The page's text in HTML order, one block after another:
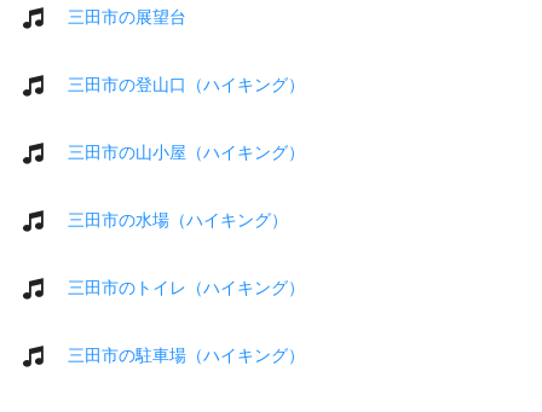
三田市の展望台
三田市の登山口（ハイキング）
三田市の山小屋（ハイキング）
三田市の水場（ハイキング）
三田市のトイレ（ハイキング）
三田市の駐車場（ハイキング）